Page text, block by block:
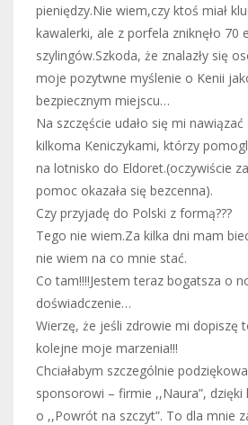
pieniędzy.Nie wiem,czy ktoś miał
kawalerki, ale z porfela zniknęło 70
szylingów.Szkoda, że znalazły się
moje pozytwne myślenie o Kenii
bezpiecznym miejscu…
Na szczęście udało się mi
kilkoma Keniczykami, którzy
na lotnisko do Eldoret.(oczywiście
pomoc okazała się bezcenna).
Czy przyjadę do Polski z formą???
Tego nie wiem.Za kilka dni mam
nie wiem na co mnie stać.
Co tam!!!!Jestem teraz bogatsza o
doświadczenie…
Wierzę, że jeśli zdrowie mi dopiszę
kolejne moje marzenia!!!
Chciałabym szczególnie
sponsorowi – firmie ,,Naura”,
o ,,Powrót na szczyt”. To dla mnie